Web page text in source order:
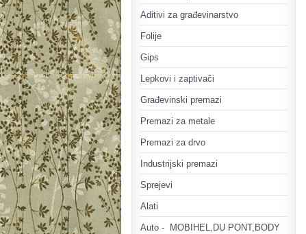
Aditivi za građevinarstvo
Folije
Gips
Lepkovi i zaptivači
Građevinski premazi
Premazi za metale
Premazi za drvo
Industrijski premazi
Sprejevi
Alati
Auto - MOBIHEL,DU PONT,BODY